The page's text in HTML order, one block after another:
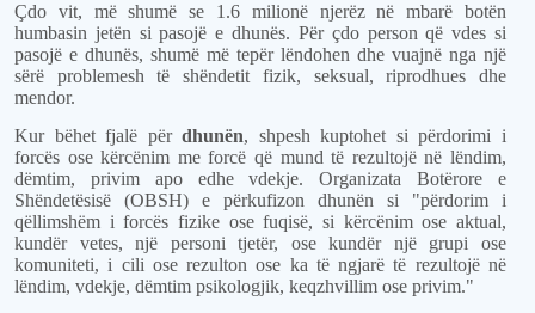
Çdo vit, më shumë se 1.6 milionë njerëz në mbarë botën
humbasin jetën si pasojë e dhunës. Për çdo person që vdes si
pasojë e dhunës, shumë më tepër lëndohen dhe vuajnë nga një
sërë problemesh të shëndetit fizik, seksual, riprodhues dhe
mendor.
Kur bëhet fjalë përdhunën, shpesh kuptohet si përdorimi i
forcës ose kërcënim me forcë që mund të rezultojë në lëndim,
dëmtim, privim apo edhe vdekje. Organizata Botërore e
Shëndetësisë (OBSH) e përkufizon dhunën si "përdorim i
qëllimshëm i forcës fizike ose fuqisë, si kërcënim ose aktual,
kundër vetes, një personi tjetër, ose kundër një grupi ose
komuniteti, i cili ose rezulton ose ka të ngjarë të rezultojë në
lëndim, vdekje, dëmtim psikologjik, keqzhvillim ose privim."